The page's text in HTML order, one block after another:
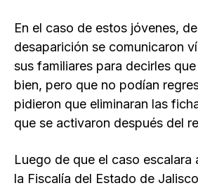
En el caso de estos jóvenes,
desaparición se comunicaron
sus familiares para decirles
bien, pero que no podían
pidieron que eliminaran las
que se activaron después del
Luego de que el caso escalara
la Fiscalía del Estado de